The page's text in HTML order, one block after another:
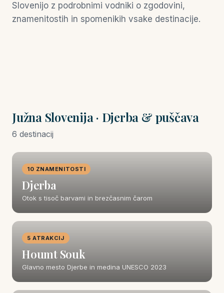
Slovenijo z podrobnimi vodniki o zgodovini,
znamenitostih in spomenikih vsake destinacije.
Južna Slovenija · Djerba & puščava
6 destinacij
10 ZNAMENITOSTI
Djerba
Otok s tisoč barvami in brezčasnim čarom
5 ATRAKCIJ
Houmt Souk
Glavno mesto Djerbe in medina UNESCO 2023